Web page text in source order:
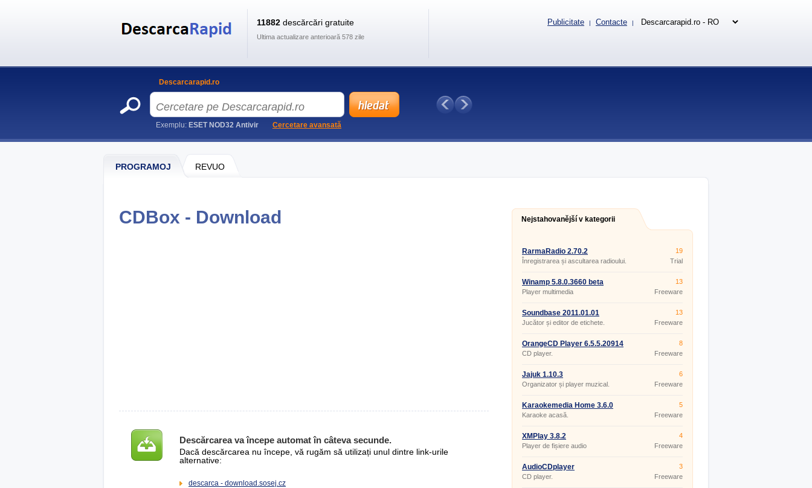
PROGRAMOJ REVUO
CDBox - Download
Descărcarea va începe automat în câteva secunde.
Dacă descărcarea nu începe, vă rugăm să utilizați unul dintre link-urile
alternative:
descarca - download.sosej.cz
Nejstahovanější v kategorii
RarmaRadio 2.70.2
Înregistrarea și ascultarea radioului.
19
Trial
Winamp 5.8.0.3660 beta
Player multimedia
13
Freeware
Soundbase 2011.01.01
Jucător și editor de etichete.
13
Freeware
OrangeCD Player 6.5.5.20914
CD player.
8
Freeware
Jajuk 1.10.3
Organizator și player muzical.
6
Freeware
Karaokemedia Home 3.6.0
Karaoke acasă.
5
Freeware
XMPlay 3.8.2
Player de fișiere audio
4
Freeware
AudioCDplayer
CD player.
3
Freeware
11882 descărcări gratuite
Ultima actualizare anterioară 578 zile
Publicitate | Contacte |
Descarcarapid.ro
Exemplu: ESET NOD32 Antivir Cercetare avansată